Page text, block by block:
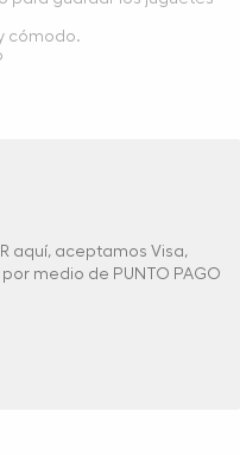
cómodo.
aquí, aceptamos Visa,
medio de PUNTO PAGO